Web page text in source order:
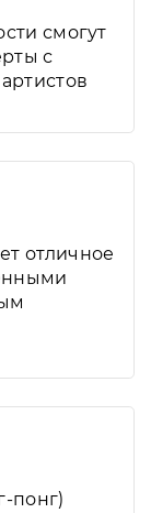
смогут
с
отличное
понг)